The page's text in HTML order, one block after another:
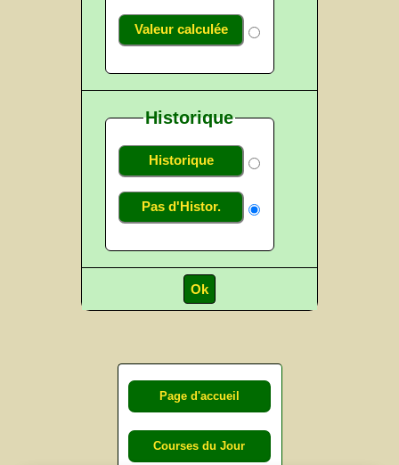
Valeur calculée
Historique
Historique
Pas d'Histor.
Page d'accueil
Courses du Jour